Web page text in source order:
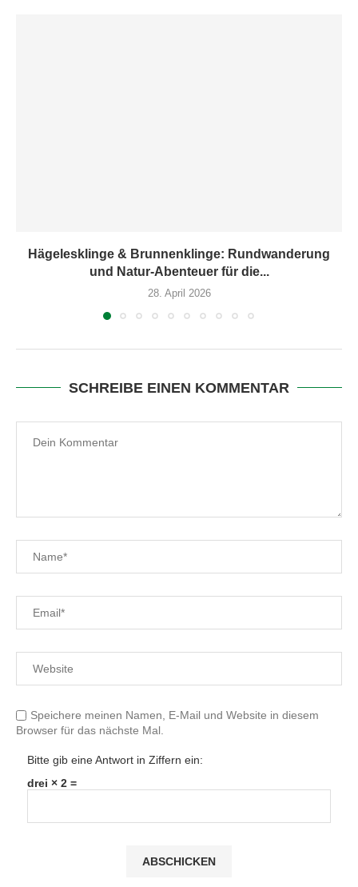
Hägelesklinge & Brunnenklinge: Rundwanderung
und Natur-Abenteuer für die...
28. April 2026
SCHREIBE EINEN KOMMENTAR
Speichere meinen Namen, E-Mail und Website in diesem
Browser für das nächste Mal.
Bitte gib eine Antwort in Ziffern ein:
drei × 2 =